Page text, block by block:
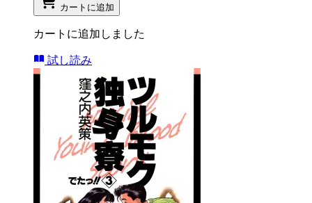
カートに追加
カートに追加しました
試し読み